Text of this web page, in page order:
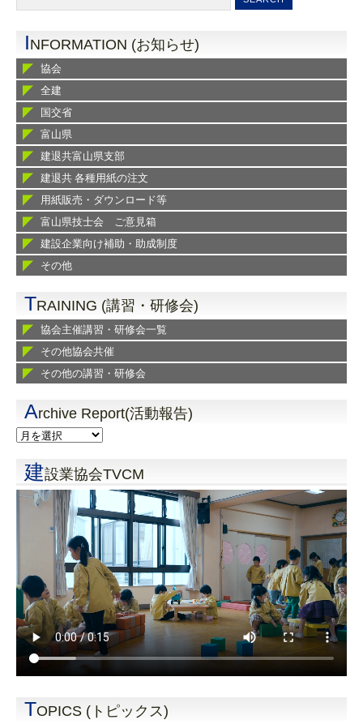
INFORMATION (お知らせ)
協会
全建
国交省
富山県
建退共富山県支部
建退共 各種用紙の注文
用紙販売・ダウンロード等
富山県技士会 ご意見箱
建設企業向け補助・助成制度
その他
TRAINING (講習・研修会)
協会主催講習・研修会一覧
その他協会共催
その他の講習・研修会
Archive Report(活動報告)
建設業協会TVCM
TOPICS (トピックス)